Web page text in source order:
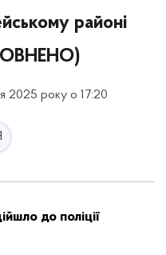
районі
2025 року о 17:20
до поліції